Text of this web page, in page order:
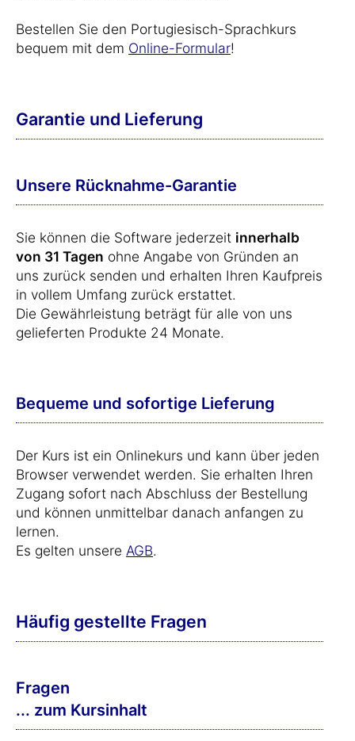
Bestellen Sie den Portugiesisch-Sprachkurs
bequem mit dem Online-Formular!
Garantie und Lieferung
Unsere Rücknahme-Garantie
Sie können die Software jederzeit innerhalb
von 31 Tagen ohne Angabe von Gründen an
uns zurück senden und erhalten Ihren Kaufpreis
in vollem Umfang zurück erstattet.
Die Gewährleistung beträgt für alle von uns
gelieferten Produkte 24 Monate.
Bequeme und sofortige Lieferung
Der Kurs ist ein Onlinekurs und kann über jeden
Browser verwendet werden. Sie erhalten Ihren
Zugang sofort nach Abschluss der Bestellung
und können unmittelbar danach anfangen zu
lernen.
Es gelten unsere AGB.
Häufig gestellte Fragen
Fragen
... zum Kursinhalt